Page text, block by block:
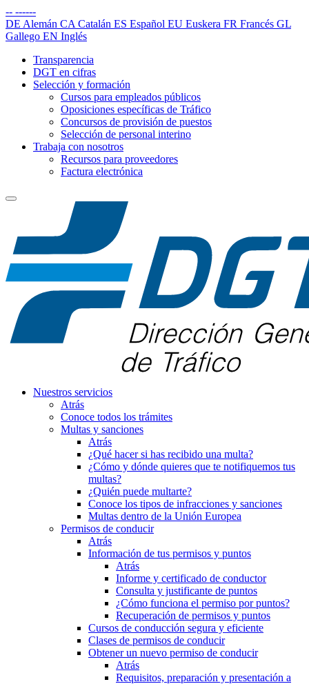
-- ------
DE Alemán CA Catalán ES Español EU Euskera FR Francés GL
Gallego EN Inglés
Transparencia
DGT en cifras
Selección y formación
Cursos para empleados públicos
Oposiciones específicas de Tráfico
Concursos de provisión de puestos
Selección de personal interino
Trabaja con nosotros
Recursos para proveedores
Factura electrónica
Nuestros servicios
Atrás
Conoce todos los trámites
Multas y sanciones
Atrás
¿Qué hacer si has recibido una multa?
¿Cómo y dónde quieres que te notifiquemos tus
multas?
¿Quién puede multarte?
Conoce los tipos de infracciones y sanciones
Multas dentro de la Unión Europea
Permisos de conducir
Atrás
Información de tus permisos y puntos
Atrás
Informe y certificado de conductor
Consulta y justificante de puntos
¿Cómo funciona el permiso por puntos?
Recuperación de permisos y puntos
Cursos de conducción segura y eficiente
Clases de permisos de conducir
Obtener un nuevo permiso de conducir
Atrás
Requisitos, preparación y presentación a